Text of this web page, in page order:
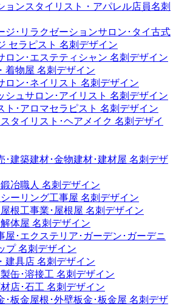
ョンスタイリスト・アパレル店員名刺
ジ･リラクゼーションサロン･タイ古式
セラピスト 名刺デザイン
ロン･エステティシャン 名刺デザイン
着物屋 名刺デザイン
ロン･ネイリスト 名刺デザイン
シュサロン･アイリスト 名刺デザイン
ト･アロマセラピスト 名刺デザイン
タイリスト･ヘアメイク 名刺デザイ
･建築建材･金物建材･建材屋 名刺デザ
冶職人 名刺デザイン
ーリング工事屋 名刺デザイン
根工事業･屋根屋 名刺デザイン
体屋 名刺デザイン
屋･エクステリア･ガーデン･ガーデニ
プ 名刺デザイン
建具店 名刺デザイン
缶･溶接工 名刺デザイン
店･石工 名刺デザイン
･板金屋根･外壁板金･板金屋 名刺デザ